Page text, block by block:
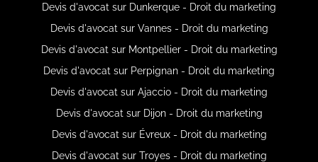
Devis d'avocat sur Dunkerque - Droit du marketing
Devis d'avocat sur Vannes - Droit du marketing
Devis d'avocat sur Montpellier - Droit du marketing
Devis d'avocat sur Perpignan - Droit du marketing
Devis d'avocat sur Ajaccio - Droit du marketing
Devis d'avocat sur Dijon - Droit du marketing
Devis d'avocat sur Évreux - Droit du marketing
Devis d'avocat sur Troyes - Droit du marketing